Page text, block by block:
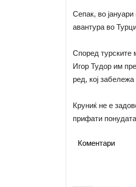
Сепак, во
авантура во
Според турските
Игор Тудор им
ред, кој
Круниќ не е
прифати
Коментари